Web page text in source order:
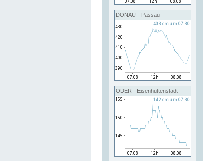
DONAU - Passau
ODER - Eisenhüttenstadt